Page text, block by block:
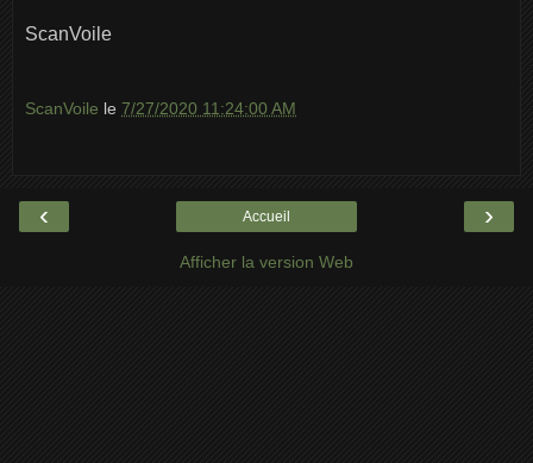
ScanVoile
ScanVoile le 7/27/2020 11:24:00 AM
‹ ›
Accueil
Afficher la version Web